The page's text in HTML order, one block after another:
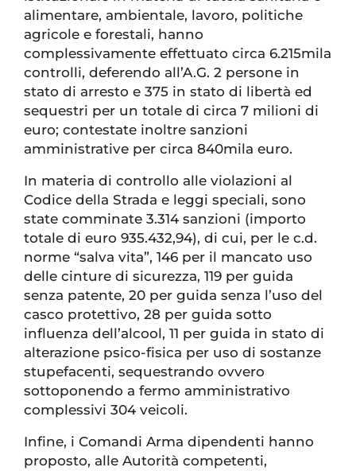
alimentare, ambientale, lavoro, politiche
agricole e forestali, hanno
complessivamente effettuato circa 6.215mila
controlli, deferendo all’A.G. 2 persone in
stato di arresto e 375 in stato di libertà ed
sequestri per un totale di circa 7 milioni di
euro; contestate inoltre sanzioni
amministrative per circa 840mila euro.
In materia di controllo alle violazioni al
Codice della Strada e leggi speciali, sono
state comminate 3.314 sanzioni (importo
totale di euro 935.432,94), di cui, per le c.d.
norme “salva vita”, 146 per il mancato uso
delle cinture di sicurezza, 119 per guida
senza patente, 20 per guida senza l’uso del
casco protettivo, 28 per guida sotto
influenza dell’alcool, 11 per guida in stato di
alterazione psico-fisica per uso di sostanze
stupefacenti, sequestrando ovvero
sottoponendo a fermo amministrativo
complessivi 304 veicoli.
Infine, i Comandi Arma dipendenti hanno
proposto, alle Autorità competenti,